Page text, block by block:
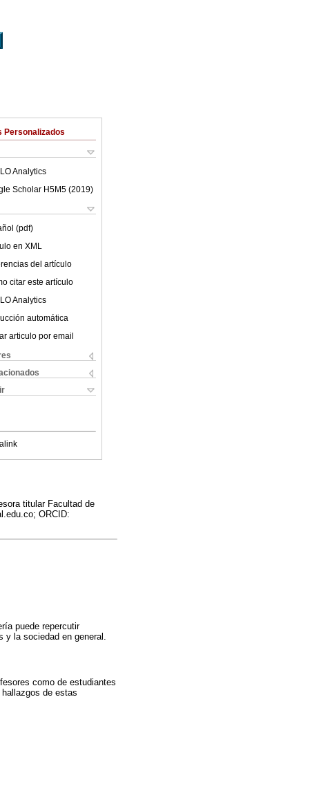
Personalizados
Analytics
Scholar H5M5 (2019)
(pdf)
en XML
del artículo
citar este artículo
Analytics
automática
articulo por email
titular Facultad de
ORCID:
puede repercutir
la sociedad en general.
como de estudiantes
de estas